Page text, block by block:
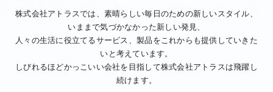
株式会社アトラスでは、素晴らしい毎日のための新しいスタイル、
いままで気づかなかった新しい発見、
人々の生活に役立てるサービス、製品をこれからも提供していきた
いと考えています。
しびれるほどかっこいい会社を目指して株式会社アトラスは飛躍し
続けます。